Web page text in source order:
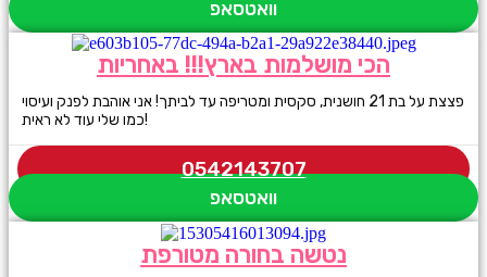
וואטסאפ
הכי מושלמות בארץ!!! באחריות
פצצת על בת 21 חושנית, סקסית ומטריפה עד לביתך! אני אוהבת לפנק ועיסוי
כמו שלי עוד לא ראית!
0542143707
וואטסאפ
נטשה בחורה מטורפת